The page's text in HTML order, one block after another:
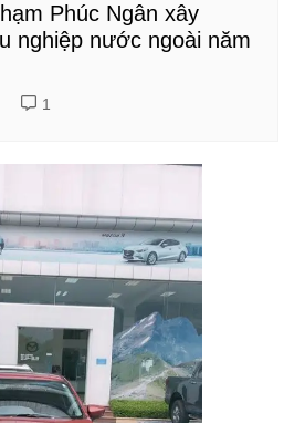
Phúc Ngân xây
nghiệp nước ngoài năm
1